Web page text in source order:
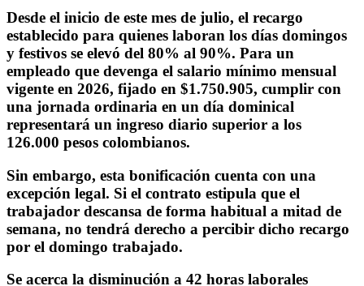
Desde el inicio de este mes de julio, el recargo
establecido para quienes laboran los días domingos
y festivos se elevó del 80% al 90%. Para un
empleado que devenga el salario mínimo mensual
vigente en 2026, fijado en $1.750.905, cumplir con
una jornada ordinaria en un día dominical
representará un ingreso diario superior a los
126.000 pesos colombianos.
Sin embargo, esta bonificación cuenta con una
excepción legal. Si el contrato estipula que el
trabajador descansa de forma habitual a mitad de
semana, no tendrá derecho a percibir dicho recargo
por el domingo trabajado.
Se acerca la disminución a 42 horas laborales